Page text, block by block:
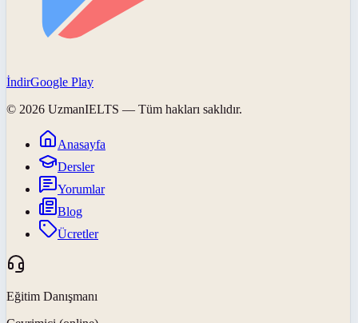
İndirGoogle Play
© 2026 UzmanIELTS — Tüm hakları saklıdır.
Anasayfa
Dersler
Yorumlar
Blog
Ücretler
Eğitim Danışmanı